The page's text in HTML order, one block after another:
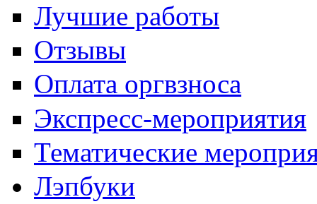
Лучшие работы
Отзывы
Оплата оргвзноса
Экспресс-мероприятия
Тематические
Лэпбуки